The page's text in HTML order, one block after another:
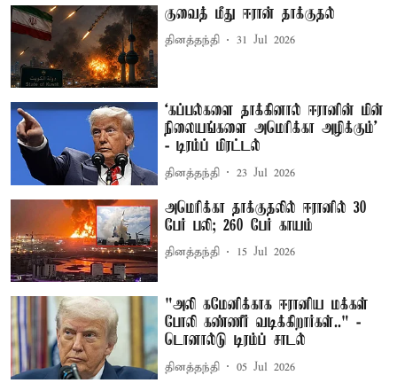
குவைத் மீது ஈரான் தாக்குதல்
தினத்தந்தி 31 Jul 2026
‘கப்பல்களை தாக்கினால் ஈரானின் மின்
நிலையங்களை அமெரிக்கா அழிக்கும்’
- டிரம்ப் மிரட்டல்
தினத்தந்தி 23 Jul 2026
அமெரிக்கா தாக்குதலில் ஈரானில் 30
பேர் பலி; 260 பேர் காயம்
தினத்தந்தி 15 Jul 2026
"அலி கமேனிக்காக ஈரானிய மக்கள்
போலி கண்ணீர் வடிக்கிறார்கள்.." -
டொனால்டு டிரம்ப் சாடல்
தினத்தந்தி 05 Jul 2026